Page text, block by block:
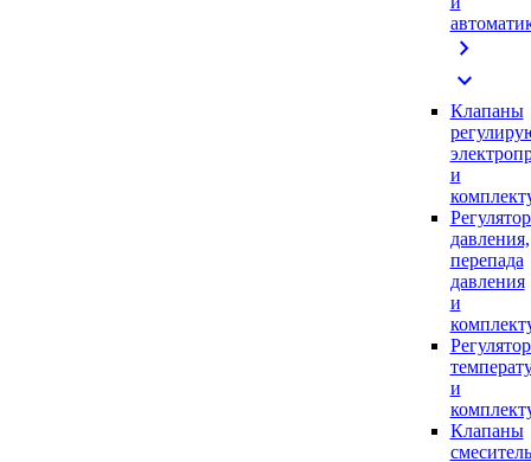
chevron_right
expand_more
Клапаны
и
давления,
перепада
давления
и
и
Клапаны